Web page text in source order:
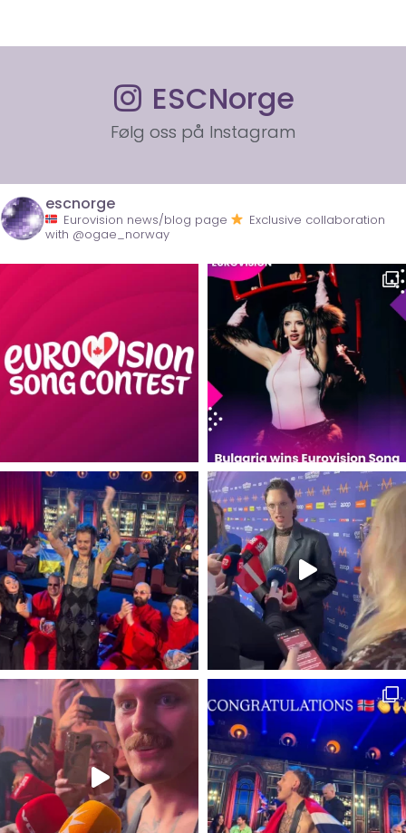
ESCNorge
Følg oss på Instagram
escnorge
Eurovision news/blog page
Exclusive collaboration
with @ogae_norway